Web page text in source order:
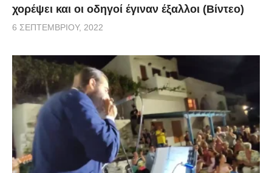
χορέψει και οι οδηγοί έγιναν έξαλλοι (Βίντεο)
6 ΣΕΠΤΕΜΒΡΊΟΥ, 2022